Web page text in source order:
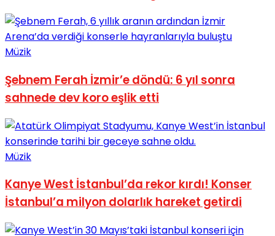
Müzik
Şebnem Ferah İzmir’e döndü: 6 yıl sonra
sahnede dev koro eşlik etti
Müzik
Kanye West İstanbul’da rekor kırdı! Konser
İstanbul’a milyon dolarlık hareket getirdi